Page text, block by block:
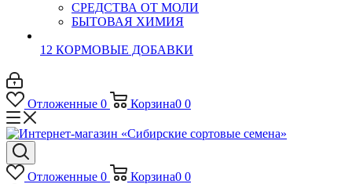
СРЕДСТВА ОТ МОЛИ
БЫТОВАЯ ХИМИЯ
12 КОРМОВЫЕ ДОБАВКИ
Отложенные 0 Корзина0 0
Отложенные 0 Корзина0 0